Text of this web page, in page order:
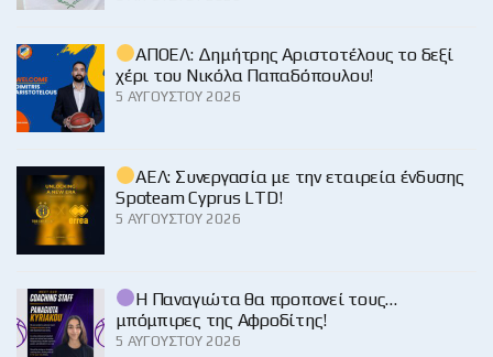
ΑΠΟΕΛ: Δημήτρης Αριστοτέλους το δεξί
χέρι του Νικόλα Παπαδόπουλου!
5 ΑΥΓΟΎΣΤΟΥ 2026
ΑΕΛ: Συνεργασία με την εταιρεία ένδυσης
Spoteam Cyprus LTD!
5 ΑΥΓΟΎΣΤΟΥ 2026
Η Παναγιώτα θα προπονεί τους…
μπόμπιρες της Αφροδίτης!
5 ΑΥΓΟΎΣΤΟΥ 2026